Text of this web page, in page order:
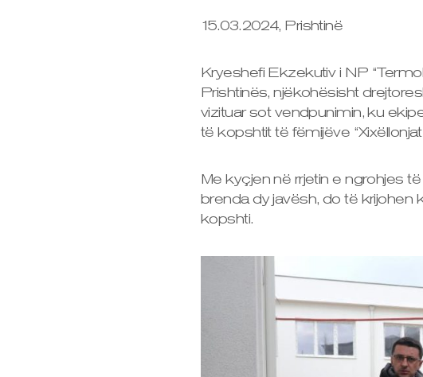
15.03.2024, Prishtinë
Kryeshefi Ekzekutiv i NP
Prishtinës, njëkohësisht
vizituar sot vendpunimin, ku
të kopshtit të fëmijëve
Me kyçjen në rrjetin e ngrohjes
brenda dy javësh, do të
kopshti.